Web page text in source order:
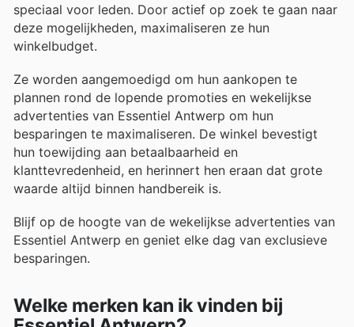
speciaal voor leden. Door actief op zoek te gaan naar
deze mogelijkheden, maximaliseren ze hun
winkelbudget.
Ze worden aangemoedigd om hun aankopen te
plannen rond de lopende promoties en wekelijkse
advertenties van Essentiel Antwerp om hun
besparingen te maximaliseren. De winkel bevestigt
hun toewijding aan betaalbaarheid en
klanttevredenheid, en herinnert hen eraan dat grote
waarde altijd binnen handbereik is.
Blijf op de hoogte van de wekelijkse advertenties van
Essentiel Antwerp en geniet elke dag van exclusieve
besparingen.
Welke merken kan ik vinden bij